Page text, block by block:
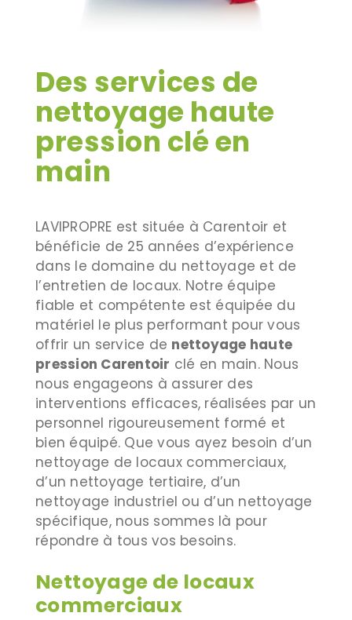
Des services de
nettoyage haute
pression clé en
main
LAVIPROPRE est située à Carentoir et
bénéficie de 25 années d’expérience
dans le domaine du nettoyage et de
l’entretien de locaux. Notre équipe
fiable et compétente est équipée du
matériel le plus performant pour vous
offrir un service de nettoyage haute
pression Carentoir clé en main. Nous
nous engageons à assurer des
interventions efficaces, réalisées par un
personnel rigoureusement formé et
bien équipé. Que vous ayez besoin d’un
nettoyage de locaux commerciaux,
d’un nettoyage tertiaire, d’un
nettoyage industriel ou d’un nettoyage
spécifique, nous sommes là pour
répondre à tous vos besoins.
Nettoyage de locaux
commerciaux